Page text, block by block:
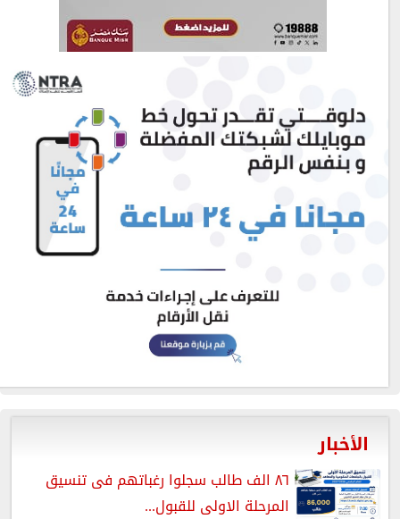
الأخبار
٨٦ الف طالب سجلوا رغباتهم فى تنسيق
المرحلة الاولى للقبول...